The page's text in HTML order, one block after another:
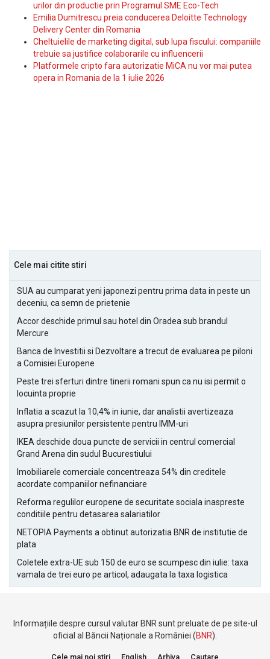
urilor din productie prin Programul SME Eco-Tech
Emilia Dumitrescu preia conducerea Deloitte Technology
Delivery Center din Romania
Cheltuielile de marketing digital, sub lupa fiscului: companiile
trebuie sa justifice colaborarile cu influencerii
Platformele cripto fara autorizatie MiCA nu vor mai putea
opera in Romania de la 1 iulie 2026
Cele mai citite stiri
SUA au cumparat yeni japonezi pentru prima data in peste un
deceniu, ca semn de prietenie
Accor deschide primul sau hotel din Oradea sub brandul
Mercure
Banca de Investitii si Dezvoltare a trecut de evaluarea pe piloni
a Comisiei Europene
Peste trei sferturi dintre tinerii romani spun ca nu isi permit o
locuinta proprie
Inflatia a scazut la 10,4% in iunie, dar analistii avertizeaza
asupra presiunilor persistente pentru IMM-uri
IKEA deschide doua puncte de servicii in centrul comercial
Grand Arena din sudul Bucurestiului
Imobiliarele comerciale concentreaza 54% din creditele
acordate companiilor nefinanciare
Reforma regulilor europene de securitate sociala inaspreste
conditiile pentru detasarea salariatilor
NETOPIA Payments a obtinut autorizatia BNR de institutie de
plata
Coletele extra-UE sub 150 de euro se scumpesc din iulie: taxa
vamala de trei euro pe articol, adaugata la taxa logistica
Informațiile despre cursul valutar BNR sunt preluate de pe site-ul
oficial al Băncii Naționale a României (BNR).
Cele mai noi stiri English Arhiva Cautare